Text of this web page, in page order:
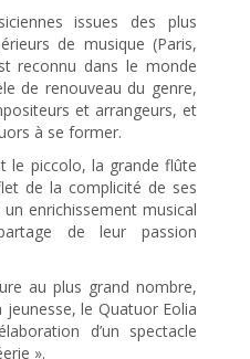
issues des plus
de musique (Paris,
reconnu dans le monde
de renouveau du genre,
et arrangeurs, et
à se former.
le piccolo, la grande flûte
de la complicité de ses
enrichissement musical
de leur passion
au plus grand nombre,
le Quatuor Eolia
d’un spectacle
».